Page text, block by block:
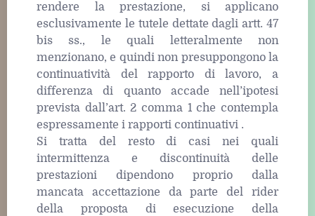
rendere la prestazione, si applicano
esclusivamente le tutele dettate dagli artt. 47
bis ss., le quali letteralmente non
menzionano, e quindi non presuppongono la
continuatività del rapporto di lavoro, a
differenza di quanto accade nell’ipotesi
prevista dall’art. 2 comma 1 che contempla
espressamente i rapporti continuativi .
Si tratta del resto di casi nei quali
intermittenza e discontinuità delle
prestazioni dipendono proprio dalla
mancata accettazione da parte del rider
della proposta di esecuzione della